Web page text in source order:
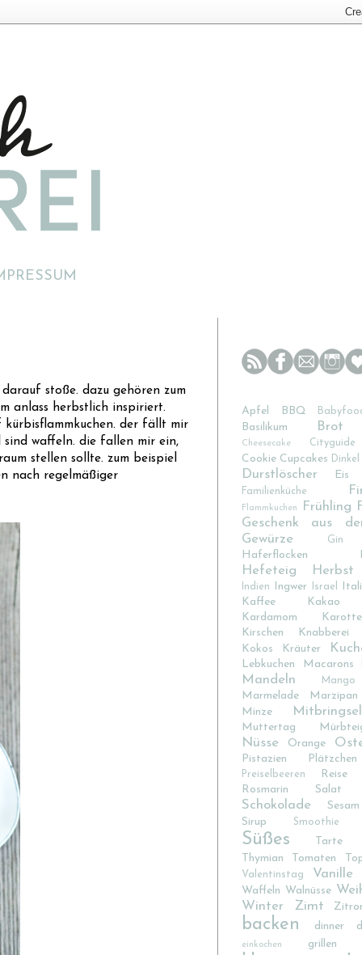
stoße. dazu gehören zum
anlass herbstlich inspiriert.
der fällt mir
sind waffeln. die fallen mir ein,
stellen sollte. zum beispiel
nach regelmäßiger
Apfel BBQ
Basilikum Brot
Cheesecake Cityguide
Cookie Cupcakes Dinkel
Durstlöscher Eis
Familienküche
Flammkuchen Frühling
Geschenk aus
Gewürze
Gin
Haferflocken
Hefeteig Herbst
Indien Ingwer Israel
Kaffee
Kakao
Kardamom
Karotte
Kirschen
Knabberei
Kokos
Kräuter
Lebkuchen Macarons
Mandeln Mango
Marmelade
Marzipan
Minze
Mitbringsel
Muttertag
Nüsse Orange
Pistazien Plätzchen
Preiselbeeren
Reise
Rosmarin
Salat
Schokolade
Sesam
Sirup
Smoothie
Süßes
Tarte
Thymian
Tomaten
Valentinstag Vanille
Waffeln Walnüsse
Winter
Zimt
backen dinner
einkochen grillen